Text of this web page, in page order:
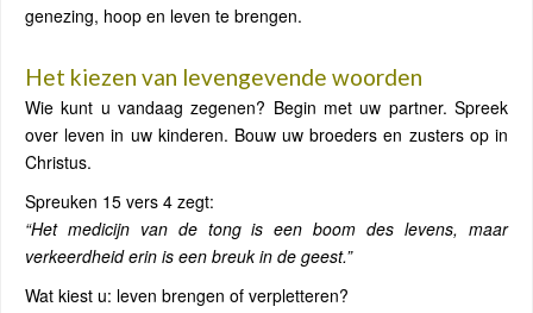
genezing, hoop en leven te brengen.
Het kiezen van levengevende woorden
Wie kunt u vandaag zegenen? Begin met uw partner. Spreek
over leven in uw kinderen. Bouw uw broeders en zusters op in
Christus.
Spreuken 15 vers 4 zegt:
“Het medicijn van de tong is een boom des levens, maar
verkeerdheid erin is een breuk in de geest.”
Wat kiest u: leven brengen of verpletteren?